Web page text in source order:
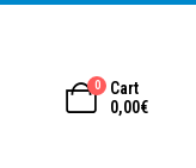
0
Cart
0,00€